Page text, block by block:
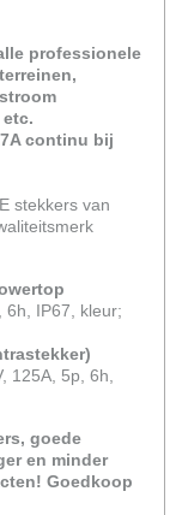
professionele
continu bij
stekkers van
6h, IP67, kleur;
125A, 5p, 6h,
goede
en minder
Goedkoop